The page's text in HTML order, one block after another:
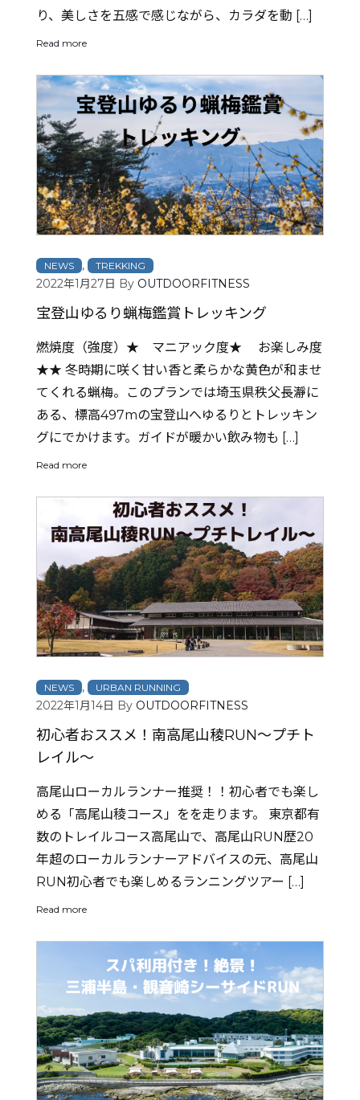
り、美しさを五感で感じながら、カラダを動 […]
Read more
NEWS , TREKKING
2022年1月27日 By OUTDOORFITNESS
宝登山ゆるり蝋梅鑑賞トレッキング
燃焼度（強度）★ マニアック度★ お楽しみ度
★★ 冬時期に咲く甘い香と柔らかな黄色が和ませ
てくれる蝋梅。このプランでは埼玉県秩父長瀞に
ある、標高497mの宝登山へゆるりとトレッキン
グにでかけます。ガイドが暖かい飲み物も […]
Read more
NEWS , URBAN RUNNING
2022年1月14日 By OUTDOORFITNESS
初心者おススメ！南高尾山稜RUN〜プチト
レイル〜
高尾山ローカルランナー推奨！！初心者でも楽し
める「高尾山稜コース」をを走ります。 東京都有
数のトレイルコース高尾山で、高尾山RUN歴20
年超のローカルランナーアドバイスの元、高尾山
RUN初心者でも楽しめるランニングツアー […]
Read more